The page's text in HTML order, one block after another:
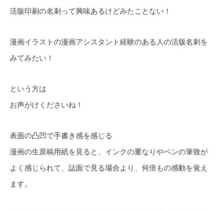
活版印刷の名刺って興味あるけどみたことない！
漫画イラストの漫画アシスタント経験のある人の活版名刺を
みてみたい！
という方は
お声がけくださいね！
表面の凸凹で手書き感を感じる
漫画の生原稿用紙を見ると、インクの重なりやペンの筆致が
よく感じられて、誌面で見る場合より、何倍もの感動を覚え
ます。